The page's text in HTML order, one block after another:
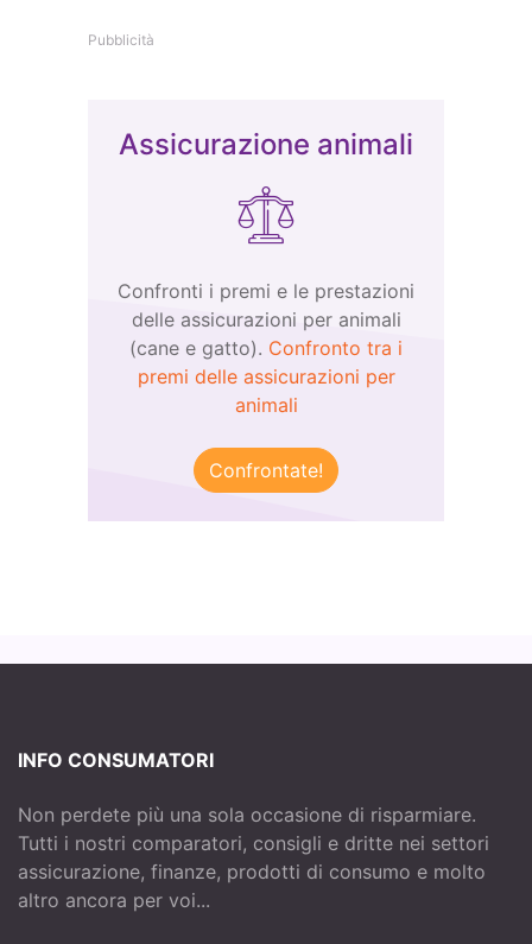
Pubblicità
Assicurazione animali
Confronti i premi e le prestazioni
delle assicurazioni per animali
(cane e gatto). Confronto tra i
premi delle assicurazioni per
animali
Confrontate!
INFO CONSUMATORI
Non perdete più una sola occasione di risparmiare.
Tutti i nostri comparatori, consigli e dritte nei settori
assicurazione, finanze, prodotti di consumo e molto
altro ancora per voi...